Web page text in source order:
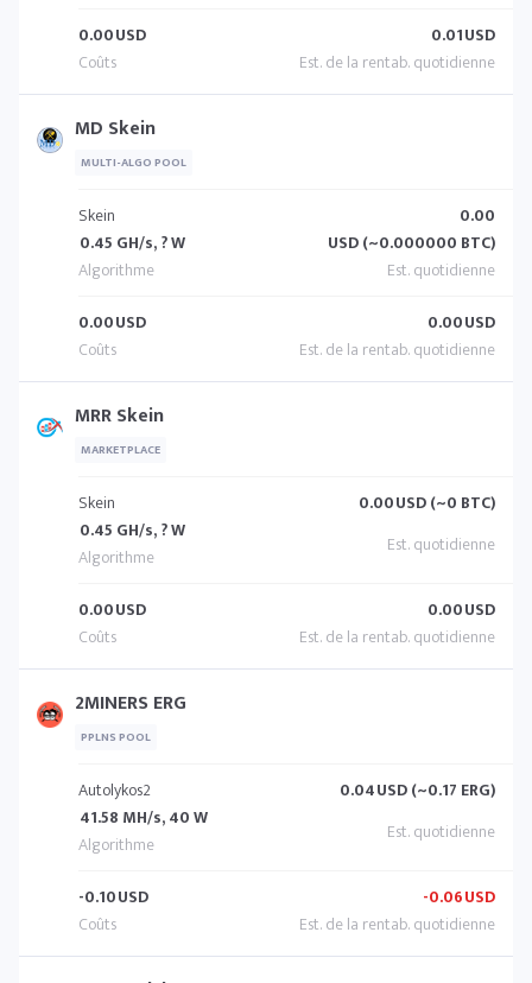
0.00USD 0.01USD
MD Skein
MULTI-ALGO POOL
Skein
0.45 GH/s, ? W
0.00
USD (~0.000000 BTC)
0.00USD 0.00USD
MRR Skein
MARKETPLACE
Skein
0.45 GH/s, ? W
0.00USD (~0 BTC)
0.00USD 0.00USD
2MINERS ERG
PPLNS POOL
Autolykos2
41.58 MH/s, 40 W
0.04USD (~0.17 ERG)
-0.10USD -0.06USD